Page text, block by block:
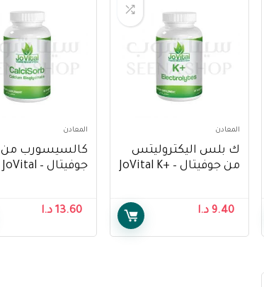
المعادن
ك بلس اليكتروليتس
من جوفيتال – JoVital K+
9.40 د.ا
المعادن
كالسيسورب من
جوفيتال – JoVital
13.60 د.ا